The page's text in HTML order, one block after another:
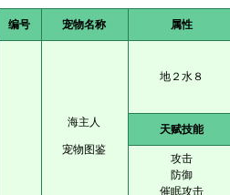
编号 宠物名称 属性
海主人
宠物图鉴
地２水８
天赋技能
攻击
防御
催眠攻击